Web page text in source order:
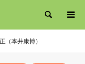
検索
（本井康博）